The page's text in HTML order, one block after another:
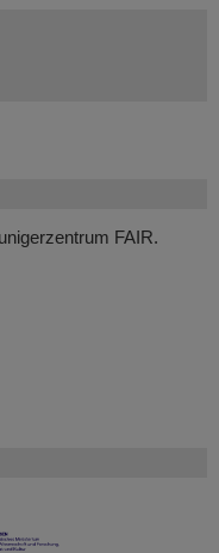
FAIR.